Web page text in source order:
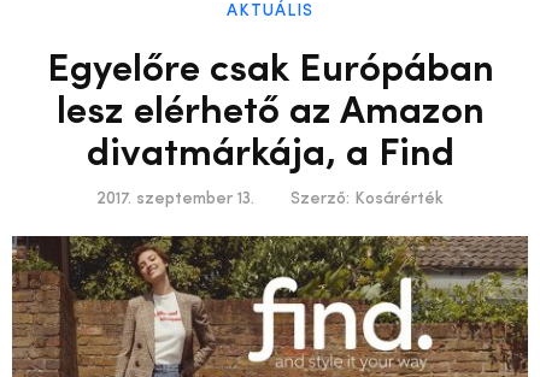
AKTUÁLIS
Egyelőre csak Európában
lesz elérhető az Amazon
divatmárkája, a Find
2017. szeptember 13. Szerző: Kosárérték